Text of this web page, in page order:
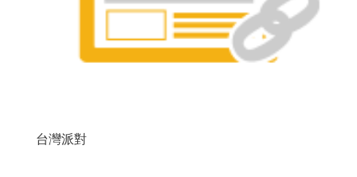
台灣派對